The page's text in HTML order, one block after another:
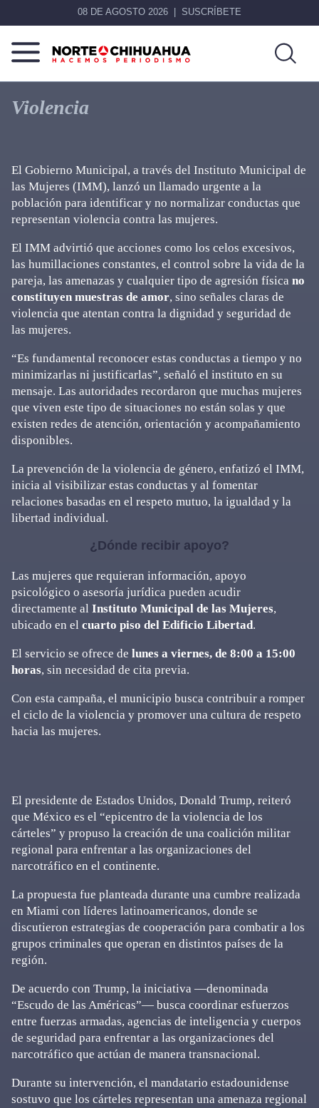
08 DE AGOSTO 2026 SUSCRÍBETE
Norte
Chihuahua
Más
que
noticias,
Violencia
El Gobierno Municipal, a través del Instituto Municipal de
las Mujeres (IMM), lanzó un llamado urgente a la
población para identificar y no normalizar conductas que
representan violencia contra las mujeres.
El IMM advirtió que acciones como los celos excesivos,
las humillaciones constantes, el control sobre la vida de la
pareja, las amenazas y cualquier tipo de agresión física no
constituyen muestras de amor, sino señales claras de
violencia que atentan contra la dignidad y seguridad de
las mujeres.
“Es fundamental reconocer estas conductas a tiempo y no
minimizarlas ni justificarlas”, señaló el instituto en su
mensaje. Las autoridades recordaron que muchas mujeres
que viven este tipo de situaciones no están solas y que
existen redes de atención, orientación y acompañamiento
disponibles.
La prevención de la violencia de género, enfatizó el IMM,
inicia al visibilizar estas conductas y al fomentar
relaciones basadas en el respeto mutuo, la igualdad y la
libertad individual.
¿Dónde recibir apoyo?
Las mujeres que requieran información, apoyo
psicológico o asesoría jurídica pueden acudir
directamente al Instituto Municipal de las Mujeres,
ubicado en el cuarto piso del Edificio Libertad.
El servicio se ofrece de lunes a viernes, de 8:00 a 15:00
horas, sin necesidad de cita previa.
Con esta campaña, el municipio busca contribuir a romper
el ciclo de la violencia y promover una cultura de respeto
hacia las mujeres.
El presidente de Estados Unidos, Donald Trump, reiteró
que México es el “epicentro de la violencia de los
cárteles” y propuso la creación de una coalición militar
regional para enfrentar a las organizaciones del
narcotráfico en el continente.
La propuesta fue planteada durante una cumbre realizada
en Miami con líderes latinoamericanos, donde se
discutieron estrategias de cooperación para combatir a los
grupos criminales que operan en distintos países de la
región.
De acuerdo con Trump, la iniciativa —denominada
“Escudo de las Américas”— busca coordinar esfuerzos
entre fuerzas armadas, agencias de inteligencia y cuerpos
de seguridad para enfrentar a las organizaciones del
narcotráfico que actúan de manera transnacional.
Durante su intervención, el mandatario estadounidense
sostuvo que los cárteles representan una amenaza regional